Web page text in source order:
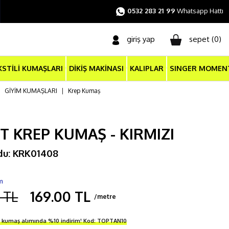
0532 283 21 99 Whatsapp Hattı
giriş yap sepet (0)
KUMAŞLARI DİKİŞ MAKİNASI KALIPLAR SINGER
GİYİM KUMAŞLARI Krep Kumaş
KREP KUMAŞ - KIRMIZI
KRK01408
TL 169.00 TL /metre
alımında %10 indirim! Kod: TOPTAN10